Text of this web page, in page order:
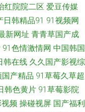
51黑料在线 国产精品自在
看资源 福利视频在线播放
先锋亚洲色图 欧美精品18
级 老司机亚洲天堂 日韩
红院院二区 爱豆传媒
日韩精品91 91视频网
新网址 青青草国产成
91色情激情网 中国韩国
韩在线 久久国产影视综
产精品 91草莓久草超
韩色黄片 91草莓影院
频 操碰视屏 国产福利